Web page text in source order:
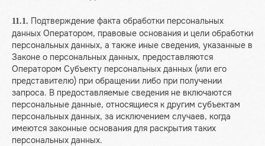
11.1. Подтверждение факта обработки персональных
данных Оператором, правовые основания и цели обработки
персональных данных, а также иные сведения, указанные в
Законе о персональных данных, предоставляются
Оператором Субъекту персональных данных (или его
представителю) при обращении либо при получении
запроса. В предоставляемые сведения не включаются
персональные данные, относящиеся к другим субъектам
персональных данных, за исключением случаев, когда
имеются законные основания для раскрытия таких
персональных данных.